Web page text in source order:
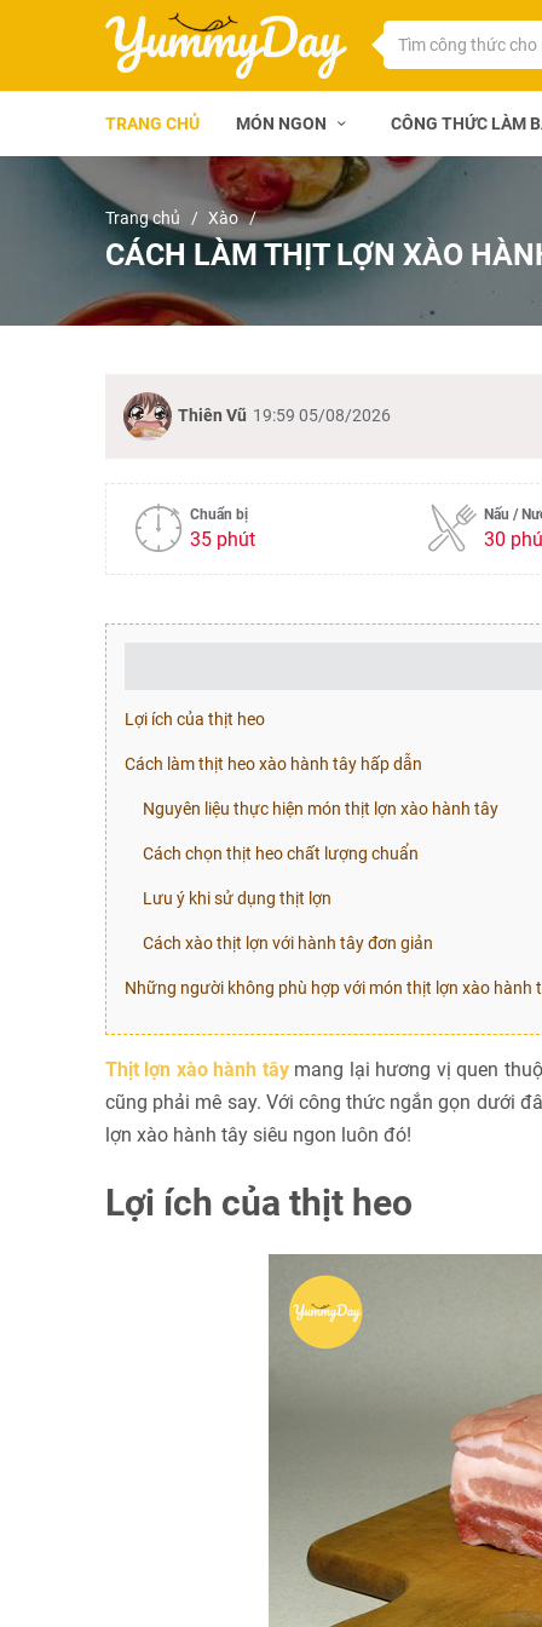
TRANG CHỦ MÓN NGON CÔNG THỨC LÀM
Trang chủ Xào
CÁCH LÀM THỊT LỢN XÀO
Thiên Vũ 19:59 05/08/2026
Chuẩn bị
35 phút
Nấu /
30
Lợi ích của thịt heo
Cách làm thịt heo xào hành tây hấp dẫn
Nguyên liệu thực hiện món thịt lợn xào hành tây
Cách chọn thịt heo chất lượng chuẩn
Lưu ý khi sử dụng thịt lợn
Cách xào thịt lợn với hành tây đơn giản
Những người không phù hợp với món thịt lợn xào hành
Thịt lợn xào hành tâymang lại hương vị quen
cũng phải mê say. Với công thức ngắn gọn dưới
lợn xào hành tây siêu ngon luôn đó!
Lợi ích của thịt heo